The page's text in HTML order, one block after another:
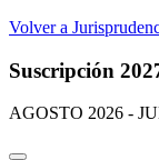
Volver a
Suscripción
AGOSTO 2026 -